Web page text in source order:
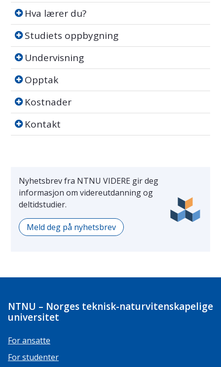
Hva lærer du?
Hva lærer du?
Studiets oppbygning
Studiets oppbygning
Undervisning
Undervisning
Opptak
Opptak
Kostnader
Kostnader
Kontakt
Kontakt
Nyhetsbrev fra NTNU VIDERE gir deg
informasjon om videreutdanning og
deltidstudier.
Meld deg på nyhetsbrev
NTNU – Norges teknisk-naturvitenskapelige
universitet
For ansatte
For studenter